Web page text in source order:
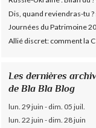
Dis, quand reviendras-tu ?
Journées du Patrimoine
Allié discret: comment la
Les dernières
de Bla Bla Blog
lun. 29 juin - dim. 05 juil.
lun. 22 juin - dim. 28 juin